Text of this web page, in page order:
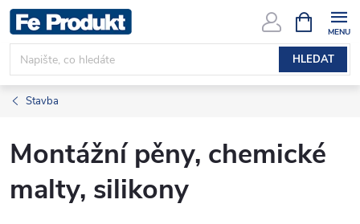
Přejít
na
obsah
HLEDAT
NÁKUPNÍ
KOŠÍK
Stavba
Montážní pěny, chemické
malty, silikony